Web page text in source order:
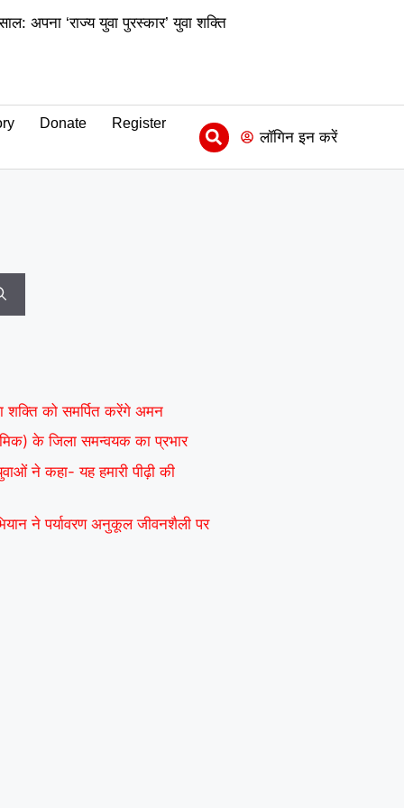
अपना ‘राज्य युवा पुरस्कार’ युवा शक्ति
की उपलब्धि
को दिया बढ़ावा | MY Bharat
Donate
Register
लॉगिन इन करें
शक्ति को समर्पित करेंगे अमन
के जिला समन्वयक का प्रभार
ने कहा- यह हमारी पीढ़ी की
ने पर्यावरण अनुकूल जीवनशैली पर